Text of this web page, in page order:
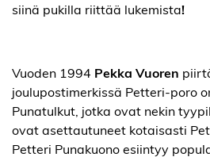
siinä pukilla riittää lukemista!
Vuoden 1994 Pekka Vuoren
joulupostimerkissä Petteri-poro
Punatulkut, jotka ovat nekin
ovat asettautuneet kotaisasti
Petteri Punakuono esiintyy